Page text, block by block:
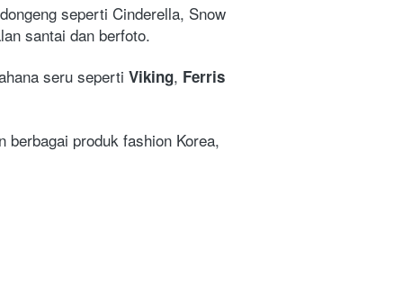
seperti Cinderella, Snow
santai dan berfoto.
seru seperti Viking, Ferris
berbagai produk fashion Korea,